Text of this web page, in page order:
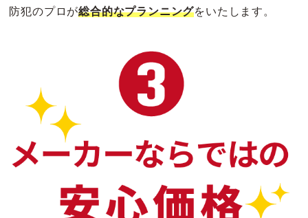
防犯のプロが総合的なプランニングをいたします。